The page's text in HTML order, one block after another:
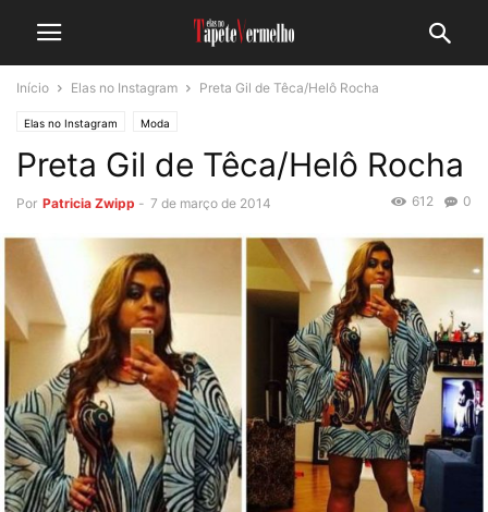
Início Elas no Instagram Preta Gil de Têca/Helô Rocha
Elas no Instagram Moda
Preta Gil de Têca/Helô Rocha
Por Patricia Zwipp - 7 de março de 2014 0
612